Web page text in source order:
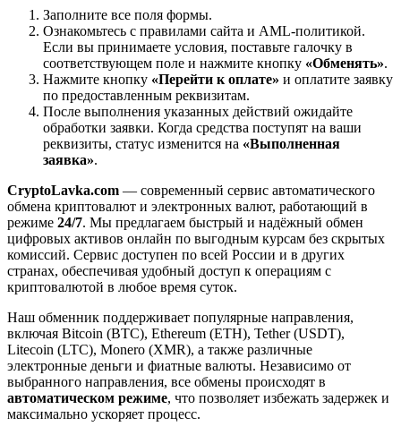
Заполните все поля формы.
Ознакомьтесь с правилами сайта и AML-политикой.
Если вы принимаете условия, поставьте галочку в
соответствующем поле и нажмите кнопку «Обменять».
Нажмите кнопку «Перейти к оплате» и оплатите заявку
по предоставленным реквизитам.
После выполнения указанных действий ожидайте
обработки заявки. Когда средства поступят на ваши
реквизиты, статус изменится на «Выполненная
заявка».
CryptoLavka.com — современный сервис автоматического
обмена криптовалют и электронных валют, работающий в
режиме 24/7. Мы предлагаем быстрый и надёжный обмен
цифровых активов онлайн по выгодным курсам без скрытых
комиссий. Сервис доступен по всей России и в других
странах, обеспечивая удобный доступ к операциям с
криптовалютой в любое время суток.
Наш обменник поддерживает популярные направления,
включая Bitcoin (BTC), Ethereum (ETH), Tether (USDT),
Litecoin (LTC), Monero (XMR), а также различные
электронные деньги и фиатные валюты. Независимо от
выбранного направления, все обмены происходят в
автоматическом режиме, что позволяет избежать задержек и
максимально ускоряет процесс.